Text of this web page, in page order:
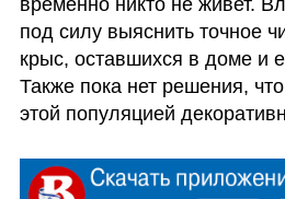
под силу выяснить точное
крыс, оставшихся в доме и
Также пока нет решения,
этой популяцией